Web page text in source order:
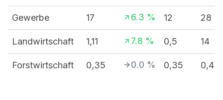
Gewerbe 17 6.3 % 12 28
Landwirtschaft 1,11 7.8 % 0,5 14
Forstwirtschaft 0,35 0.0 % 0,35 0,4